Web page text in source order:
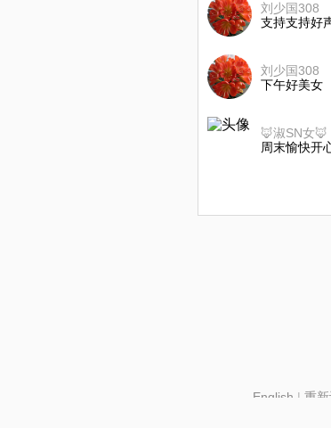
刘少国308
支持支持好
刘少国308
下午好美女
🦊淑SN女🦊
周末愉快开
English | 重